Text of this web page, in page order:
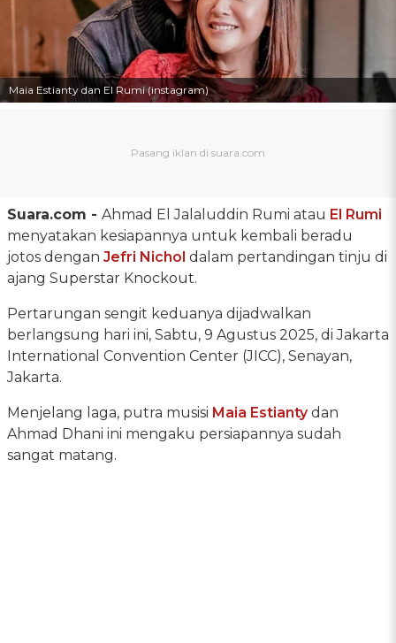
Maia Estianty dan El Rumi (instagram)
Suara.com - Ahmad El Jalaluddin Rumi atau El Rumi
menyatakan kesiapannya untuk kembali beradu
jotos dengan Jefri Nichol dalam pertandingan tinju di
ajang Superstar Knockout.
Pertarungan sengit keduanya dijadwalkan
berlangsung hari ini, Sabtu, 9 Agustus 2025, di Jakarta
International Convention Center (JICC), Senayan,
Jakarta.
Menjelang laga, putra musisi Maia Estiantydan
Ahmad Dhani ini mengaku persiapannya sudah
sangat matang.